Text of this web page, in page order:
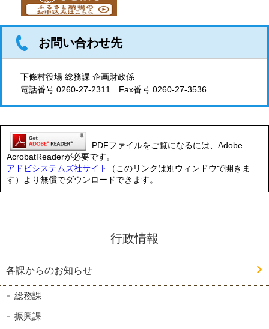
お問い合わせ先
下條村役場 総務課 企画財政係
電話番号 0260-27-2311 Fax番号 0260-27-3536
PDFファイルをご覧になるには、Adobe
AcrobatReaderが必要です。
アドビシステムズ社サイト
（このリンクは別ウィンドウで開きま
す）より無償でダウンロードできます。
行政情報
各課からのお知らせ
総務課
振興課